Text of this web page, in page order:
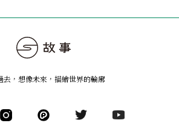
去，想像未來 ， 描繪世界的輪廓